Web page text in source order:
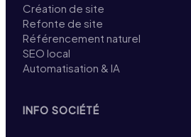
Création de site
Refonte de site
Référencement naturel
SEO local
Automatisation & IA
INFO SOCIÉTÉ